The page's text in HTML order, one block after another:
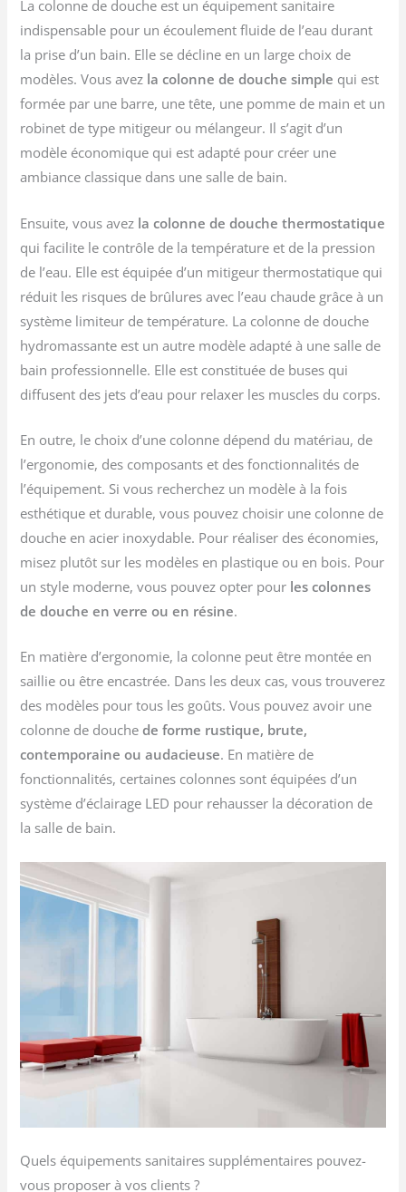
La colonne de douche est un équipement sanitaire
indispensable pour un écoulement fluide de l’eau durant
la prise d’un bain. Elle se décline en un large choix de
modèles. Vous avez la colonne de douche simple qui est
formée par une barre, une tête, une pomme de main et un
robinet de type mitigeur ou mélangeur. Il s’agit d’un
modèle économique qui est adapté pour créer une
ambiance classique dans une salle de bain.
Ensuite, vous avez la colonne de douche thermostatique
qui facilite le contrôle de la température et de la pression
de l’eau. Elle est équipée d’un mitigeur thermostatique qui
réduit les risques de brûlures avec l’eau chaude grâce à un
système limiteur de température. La colonne de douche
hydromassante est un autre modèle adapté à une salle de
bain professionnelle. Elle est constituée de buses qui
diffusent des jets d’eau pour relaxer les muscles du corps.
En outre, le choix d’une colonne dépend du matériau, de
l’ergonomie, des composants et des fonctionnalités de
l’équipement. Si vous recherchez un modèle à la fois
esthétique et durable, vous pouvez choisir une colonne de
douche en acier inoxydable. Pour réaliser des économies,
misez plutôt sur les modèles en plastique ou en bois. Pour
un style moderne, vous pouvez opter pour les colonnes
de douche en verre ou en résine.
En matière d’ergonomie, la colonne peut être montée en
saillie ou être encastrée. Dans les deux cas, vous trouverez
des modèles pour tous les goûts. Vous pouvez avoir une
colonne de douchede forme rustique, brute,
contemporaine ou audacieuse. En matière de
fonctionnalités, certaines colonnes sont équipées d’un
système d’éclairage LED pour rehausser la décoration de
la salle de bain.
Quels équipements sanitaires supplémentaires pouvez-
vous proposer à vos clients ?